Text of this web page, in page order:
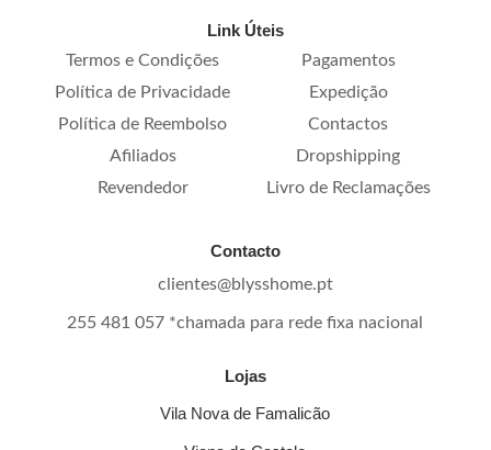
Link Úteis
Termos e Condições
Pagamentos
Política de Privacidade
Expedição
Política de Reembolso
Contactos
Afiliados
Dropshipping
Revendedor
Livro de Reclamações
Contacto
clientes@blysshome.pt
255 481 057 *chamada para rede fixa nacional
Lojas
Vila Nova de Famalicão